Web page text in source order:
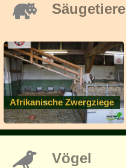
Säugetiere
Afrikanische Zwergziege
Vögel